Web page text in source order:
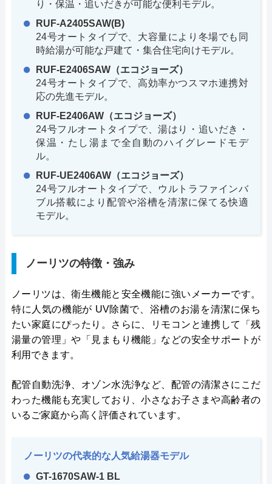
り・保温・追いだきが可能な便利モデル。
RUF-A2405SAW(B)
24号オートタイプで、大容量により冬場でも同
時給湯が可能な戸建て・集合住宅向けモデル。
RUF-E2406SAW（エコジョーズ）
24号オートタイプで、高効率かつスマホ連携対
応の先進モデル。
RUF-E2406AW（エコジョーズ）
24号フルオートタイプで、湯はり・追いだき・
保温・たし湯まで全自動のハイグレードモデ
ル。
RUF-UE2406AW（エコジョーズ）
24号フルオートタイプで、ウルトラファインバ
ブル搭載により配管や浴槽を清潔に保てる快適
モデル。
ノーリツの特徴・強み
ノーリツは、衛生機能と安全機能に強いメーカーです。
特に人気の機能が UV除菌で、浴槽のお湯を清潔に保ち
たい家庭にぴったり。さらに、リモコンと連携して「残
湯量の管理」や「見まもり機能」などの安全サポートが
利用できます。
配管自動洗浄、オゾン水洗浄など、配管の清潔さにこだ
わった機能も充実しており、小さなお子さまや高齢者の
いるご家庭から高く評価されています。
ノーリツの代表的な人気給湯器モデル
GT-1670SAW-1 BL